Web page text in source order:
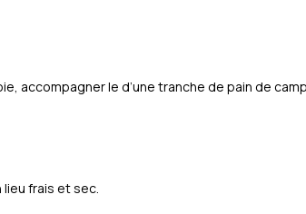
accompagner le d’une tranche de pain de
frais et sec.